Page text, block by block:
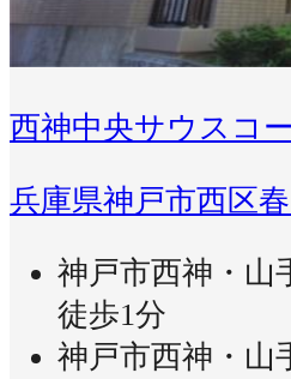
西神中央サウスコ
兵庫県神戸市西区
神戸市西神・山
徒歩1分
神戸市西神・山